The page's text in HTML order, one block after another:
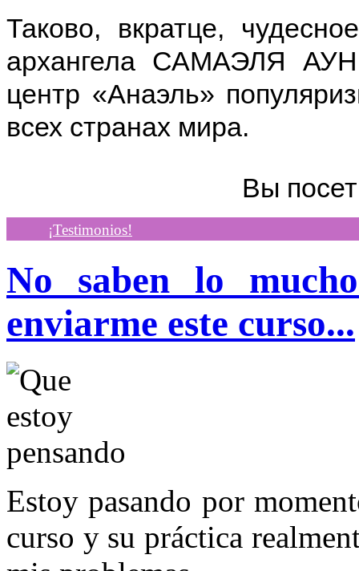
Таково, вкратце,
архангела САМАЭЛЯ АУН
центр «Анаэль»
всех странах мира.
Вы
¡Testimonios!
No saben lo
enviarme este curso...
Estoy pasando por
curso y su práctica